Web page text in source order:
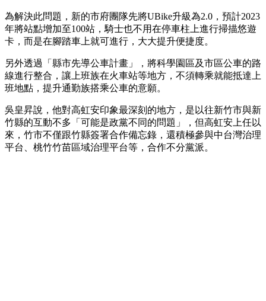
為解決此問題，新的市府團隊先將UBike升級為2.0，預計2023
年將站點增加至100站，騎士也不用在停車柱上進行掃描悠遊
卡，而是在腳踏車上就可進行，大大提升便捷度。
另外透過「縣市先導公車計畫」，將科學園區及市區公車的路
線進行整合，讓上班族在火車站等地方，不須轉乘就能抵達上
班地點，提升通勤族搭乘公車的意願。
吳皇昇說，他對高虹安印象最深刻的地方，是以往新竹市與新
竹縣的互動不多「可能是政黨不同的問題」，但高虹安上任以
來，竹市不僅跟竹縣簽署合作備忘錄，還積極參與中台灣治理
平台、桃竹竹苗區域治理平台等，合作不分黨派。